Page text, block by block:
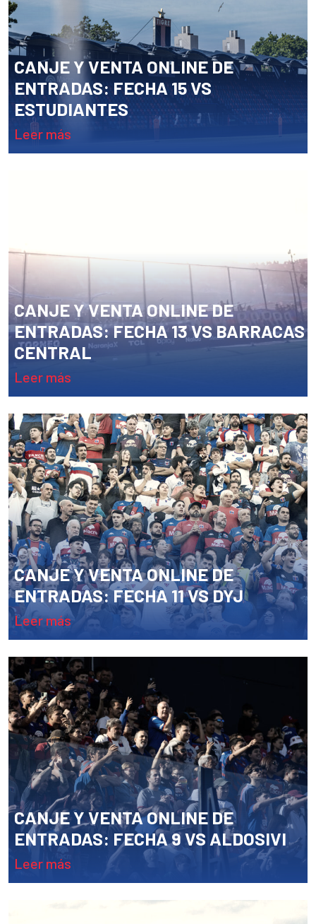
CANJE Y VENTA ONLINE DE
ENTRADAS: FECHA 15 VS
ESTUDIANTES
leer más
CANJE Y VENTA ONLINE DE
ENTRADAS: FECHA 13 VS BARRACAS
CENTRAL
leer más
CANJE Y VENTA ONLINE DE
ENTRADAS: FECHA 11 VS DYJ
leer más
CANJE Y VENTA ONLINE DE
ENTRADAS: FECHA 9 VS ALDOSIVI
leer más